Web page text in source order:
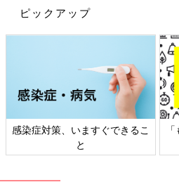
ピックアップ
「もしものときの」赤ちゃん・
家族の防災